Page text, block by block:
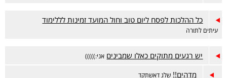
כל ההלכות לפסח ליום טוב וחול המועד זמינות לללימוד
עיתים לתורה
יש רגעים מתוקים כאלו שמבינים אני:)))))
מדהים!! שלג דאשתקד